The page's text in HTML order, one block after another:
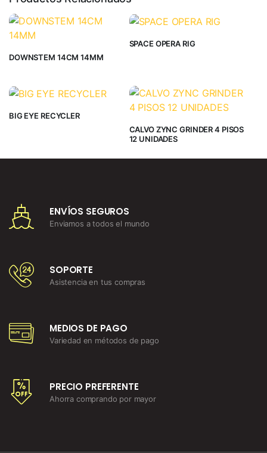
DOWNSTEM 14CM 14MM
SPACE OPERA RIG
BIG EYE RECYCLER
CALVO ZYNC GRINDER 4 PISOS
12 UNIDADES
ENVÍOS SEGUROS
Enviamos a todos el mundo
SOPORTE
Asistencia en tus compras
MEDIOS DE PAGO
Variedad en métodos de pago
PRECIO PREFERENTE
Ahorra comprando por mayor